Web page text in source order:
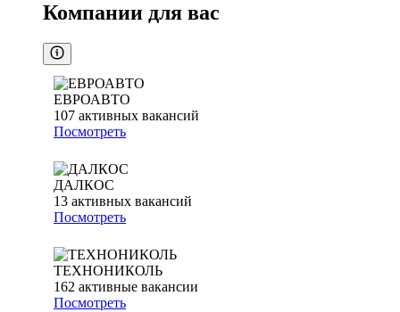
Компании для вас
ЕВРОАВТО
107 активных вакансий
Посмотреть
ДАЛКОС
13 активных вакансий
Посмотреть
ТЕХНОНИКОЛЬ
162 активные вакансии
Посмотреть